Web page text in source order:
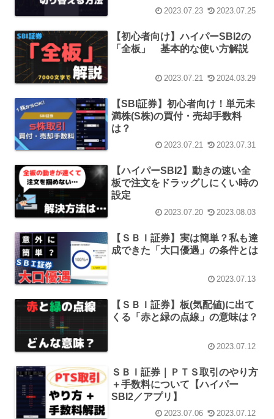
2023.07.23 2023.07.25
【初心者向け】ハイパーSBI2の
「全板」 基本的な使い方解説
2023.07.21 2024.03.29
【SBI証券】初心者向け！単元未
満株(S株)の買付・売却手数料
は？
2023.07.21 2023.07.31
【ハイパーSBI2】動きの速い全
板で注文をドラッグしにくい時の
設定
2023.07.20 2023.08.03
【ＳＢＩ証券】実は簡単？私も達
成できた「大口優遇」の条件とは
2023.07.13
【ＳＢＩ証券】板(気配値)に出て
くる「赤と緑の点線」の意味は？
2023.07.12
ＳＢＩ証券｜ＰＴＳ取引のやり方
＋手数料について【ハイパー
SBI2／アプリ】
2023.07.06 2023.07.12